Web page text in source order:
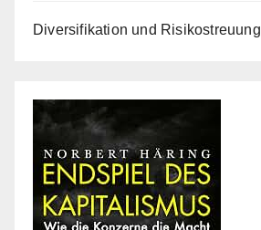
Diversifikation und Risikostreuung